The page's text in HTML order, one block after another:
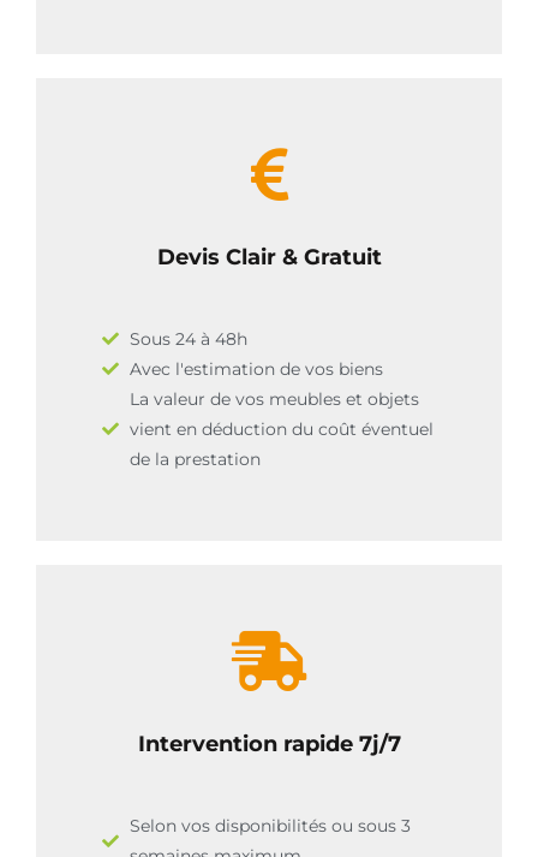
Devis Clair & Gratuit
Sous 24 à 48h
Avec l'estimation de vos biens
La valeur de vos meubles et objets
vient en déduction du coût éventuel
de la prestation
Intervention rapide 7j/7
Selon vos disponibilités ou sous 3